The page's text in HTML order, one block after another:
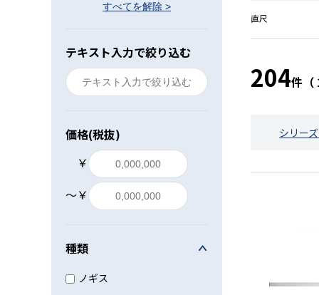
色々な計測器
レベル・勾配測定
オプション
すべてを解除 >
テキスト入力で絞り込む
価格(税抜)
￥
〜￥
種類
ノギス
直尺
204件（
シリー